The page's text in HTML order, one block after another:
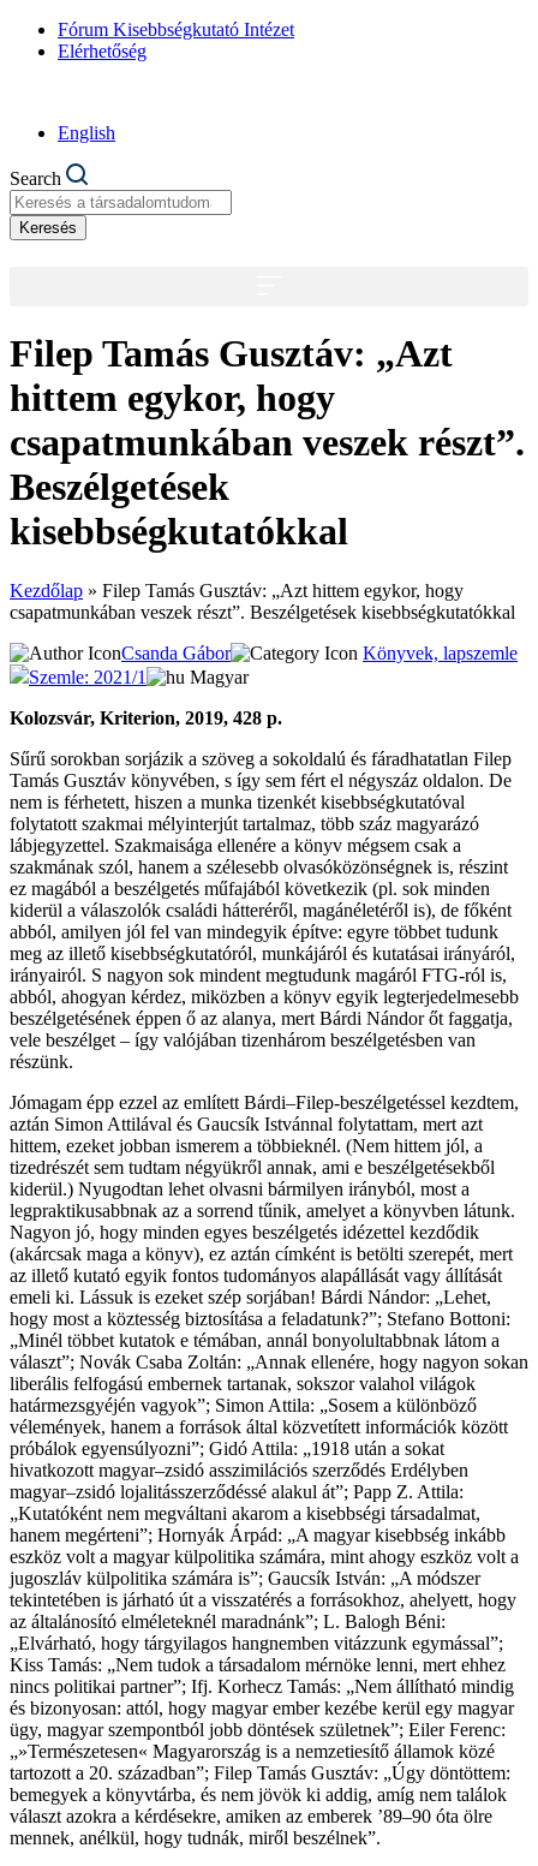
Fórum Kisebbségkutató Intézet
Elérhetőség
English
Search
Keresés
Filep Tamás Gusztáv: „Azt
hittem egykor, hogy
csapatmunkában veszek részt”.
Beszélgetések
kisebbségkutatókkal
Kezdőlap » Filep Tamás Gusztáv: „Azt hittem egykor, hogy
csapatmunkában veszek részt”. Beszélgetések kisebbségkutatókkal
Csanda Gábor
Könyvek, lapszemle
Szemle: 2021/1
Magyar
Kolozsvár, Kriterion, 2019, 428 p.
Sűrű sorokban sorjázik a szöveg a sokoldalú és fáradhatatlan Filep
Tamás Gusztáv könyvében, s így sem fért el négyszáz oldalon. De
nem is férhetett, hiszen a munka tizenkét kisebbségkutatóval
folytatott szakmai mélyinterjút tartalmaz, több száz magyarázó
lábjegyzettel. Szakmaisága ellenére a könyv mégsem csak a
szakmának szól, hanem a szélesebb olvasóközönségnek is, részint
ez magából a beszélgetés műfajából következik (pl. sok minden
kiderül a válaszolók családi hátteréről, magánéletéről is), de főként
abból, amilyen jól fel van mindegyik építve: egyre többet tudunk
meg az illető kisebbségkutatóról, munkájáról és kutatásai irányáról,
irányairól. S nagyon sok mindent megtudunk magáról FTG-ról is,
abból, ahogyan kérdez, miközben a könyv egyik legterjedelmesebb
beszélgetésének éppen ő az alanya, mert Bárdi Nándor őt faggatja,
vele beszélget – így valójában tizenhárom beszélgetésben van
részünk.
Jómagam épp ezzel az említett Bárdi–Filep-beszélgetéssel kezdtem,
aztán Simon Attilával és Gaucsík Istvánnal folytattam, mert azt
hittem, ezeket jobban ismerem a többieknél. (Nem hittem jól, a
tizedrészét sem tudtam négyükről annak, ami e beszélgetésekből
kiderül.) Nyugodtan lehet olvasni bármilyen irányból, most a
legpraktikusabbnak az a sorrend tűnik, amelyet a könyvben látunk.
Nagyon jó, hogy minden egyes beszélgetés idézettel kezdődik
(akárcsak maga a könyv), ez aztán címként is betölti szerepét, mert
az illető kutató egyik fontos tudományos alapállását vagy állítását
emeli ki. Lássuk is ezeket szép sorjában! Bárdi Nándor: „Lehet,
hogy most a köztesség biztosítása a feladatunk?”; Stefano Bottoni:
„Minél többet kutatok e témában, annál bonyolultabbnak látom a
választ”; Novák Csaba Zoltán: „Annak ellenére, hogy nagyon sokan
liberális felfogású embernek tartanak, sokszor valahol világok
határmezsgyéjén vagyok”; Simon Attila: „Sosem a különböző
vélemények, hanem a források által közvetített információk között
próbálok egyensúlyozni”; Gidó Attila: „1918 után a sokat
hivatkozott magyar–zsidó asszimilációs szerződés Erdélyben
magyar–zsidó lojalitásszerződéssé alakul át”; Papp Z. Attila:
„Kutatóként nem megváltani akarom a kisebbségi társadalmat,
hanem megérteni”; Hornyák Árpád: „A magyar kisebbség inkább
eszköz volt a magyar külpolitika számára, mint ahogy eszköz volt a
jugoszláv külpolitika számára is”; Gaucsík István: „A módszer
tekintetében is járható út a visszatérés a forrásokhoz, ahelyett, hogy
az általánosító elméleteknél maradnánk”; L. Balogh Béni:
„Elvárható, hogy tárgyilagos hangnemben vitázzunk egymással”;
Kiss Tamás: „Nem tudok a társadalom mérnöke lenni, mert ehhez
nincs politikai partner”; Ifj. Korhecz Tamás: „Nem állítható mindig
és bizonyosan: attól, hogy magyar ember kezébe kerül egy magyar
ügy, magyar szempontból jobb döntések születnek”; Eiler Ferenc:
„»Természetesen« Magyarország is a nemzetiesítő államok közé
tartozott a 20. században”; Filep Tamás Gusztáv: „Úgy döntöttem:
bemegyek a könyvtárba, és nem jövök ki addig, amíg nem találok
választ azokra a kérdésekre, amiken az emberek ’89–90 óta ölre
mennek, anélkül, hogy tudnák, miről beszélnek”.